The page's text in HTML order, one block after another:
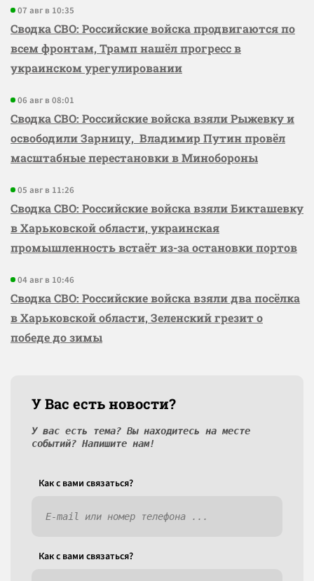
07 авг в 10:35
Сводка СВО: Российские войска продвигаются по
всем фронтам, Трамп нашёл прогресс в
украинском урегулировании
06 авг в 08:01
Сводка СВО: Российские войска взяли Рыжевку и
освободили Зарницу, Владимир Путин провёл
масштабные перестановки в Минобороны
05 авг в 11:26
Сводка СВО: Российские войска взяли Бикташевку
в Харьковской области, украинская
промышленность встаёт из-за остановки портов
04 авг в 10:46
Сводка СВО: Российские войска взяли два посёлка
в Харьковской области, Зеленский грезит о
победе до зимы
У Вас есть новости?
У вас есть тема? Вы находитесь на месте
событий? Напишите нам!
Как c вами связаться?
Как c вами связаться?